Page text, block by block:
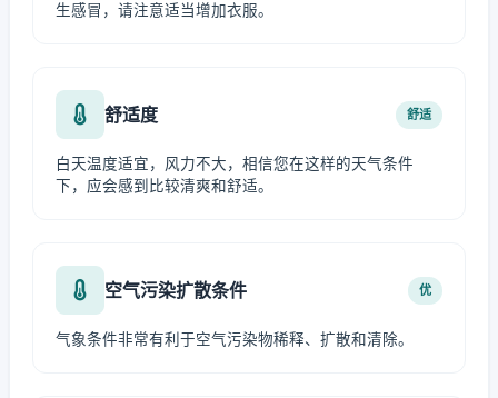
生感冒，请注意适当增加衣服。
舒适度 舒适
白天温度适宜，风力不大，相信您在这样的天气条件
下，应会感到比较清爽和舒适。
空气污染扩散条件 优
气象条件非常有利于空气污染物稀释、扩散和清除。